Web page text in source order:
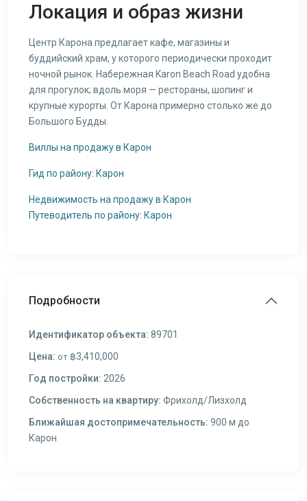
Локация и образ жизни
Центр Карона предлагает кафе, магазины и
буддийский храм, у которого периодически проходит
ночной рынок. Набережная Karon Beach Road удобна
для прогулок; вдоль моря — рестораны, шопинг и
крупные курорты. От Карона примерно столько же до
Большого Будды.
Виллы на продажу в Карон
Гид по району: Карон
Недвижимость на продажу в Карон
Путеводитель по району: Карон
Подробности
Идентификатор объекта: 89701
Цена: от ฿3,410,000
Год постройки: 2026
Собственность на квартиру: Фрихолд/Лизхолд
Ближайшая достопримечательность: 900 м до
Карон